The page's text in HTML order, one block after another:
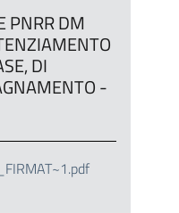
PNRR DM
DI
-